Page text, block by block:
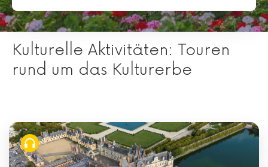
Kulturelle Aktivitäten: Touren
rund um das Kulturerbe